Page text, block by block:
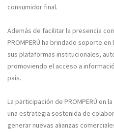
consumidor final.
Además de facilitar la presencia
PROMPERÚ ha brindado soporte
sus plataformas institucionales,
promoviendo el acceso a
país.
La participación de PROMPERÚ en
una estrategia sostenida de
generar nuevas alianzas